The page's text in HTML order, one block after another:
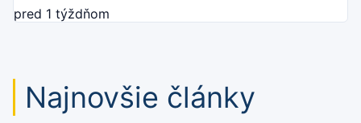
pred 1 týždňom
Najnovšie články